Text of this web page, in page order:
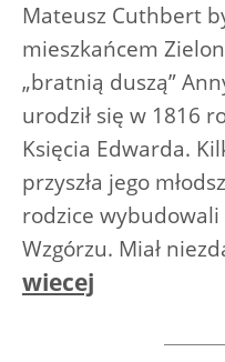
Mateusz Cuthbert
mieszkańcem
„bratnią duszą”
urodził się w 1816
Księcia Edwarda.
przyszła jego
rodzice
Wzgórzu. Miał
wiecej